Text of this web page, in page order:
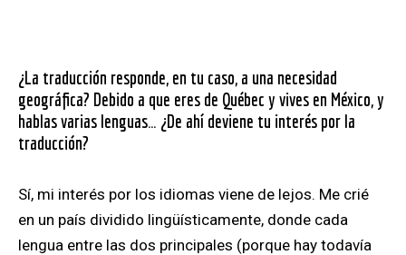
¿La traducción responde, en tu caso, a una necesidad
geográfica? Debido a que eres de Québec y vives en México, y
hablas varias lenguas… ¿De ahí deviene tu interés por la
traducción?
Sí, mi interés por los idiomas viene de lejos. Me crié
en un país dividido lingüísticamente, donde cada
lengua entre las dos principales (porque hay todavía